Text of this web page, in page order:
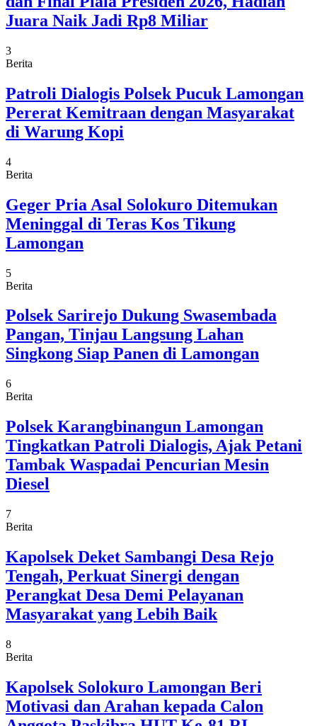
Juara Naik Jadi Rp8 Miliar
3
Berita
Patroli Dialogis Polsek Pucuk Lamongan
Pererat Kemitraan dengan Masyarakat
di Warung Kopi
4
Berita
Geger Pria Asal Solokuro Ditemukan
Meninggal di Teras Kos Tikung
Lamongan
5
Berita
Polsek Sarirejo Dukung Swasembada
Pangan, Tinjau Langsung Lahan
Singkong Siap Panen di Lamongan
6
Berita
Polsek Karangbinangun Lamongan
Tingkatkan Patroli Dialogis, Ajak Petani
Tambak Waspadai Pencurian Mesin
Diesel
7
Berita
Kapolsek Deket Sambangi Desa Rejo
Tengah, Perkuat Sinergi dengan
Perangkat Desa Demi Pelayanan
Masyarakat yang Lebih Baik
8
Berita
Kapolsek Solokuro Lamongan Beri
Motivasi dan Arahan kepada Calon